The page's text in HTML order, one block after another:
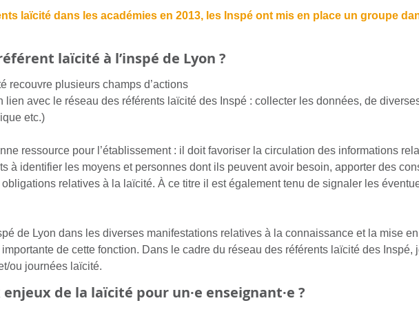
laïcité dans les académies en 2013, les Inspé ont mis en place un groupe
laïcité à l’inspé de Lyon ?
recouvre plusieurs champs d’actions
lien avec le réseau des référents laïcité des Inspé : collecter les données, de
etc.)
ressource pour l’établissement : il doit favoriser la circulation des informations
à identifier les moyens et personnes dont ils peuvent avoir besoin, apporter des
relatives à la laïcité. À ce titre il est également tenu de signaler les
de Lyon dans les diverses manifestations relatives à la connaissance et la mise
de cette fonction. Dans le cadre du réseau des référents laïcité des Inspé,
ou journées laïcité.
de la laïcité pour un·e enseignant·e ?